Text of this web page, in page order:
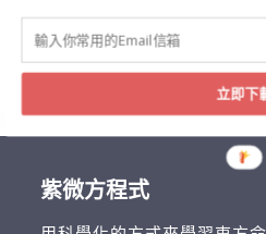
紫微方程式
立即下